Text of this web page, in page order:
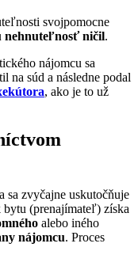
svojpomocne
nehnuteľnosť ničil.
nájomcu sa
na súd a následne podal
, ako je to už
sa zvyčajne uskutočňuje
(prenajímateľ) získa
alebo iného
nájomcu. Proces